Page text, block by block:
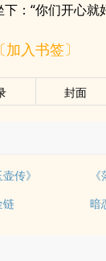
：“你们开心就
〔加入书签〕
封面
壶传》
链